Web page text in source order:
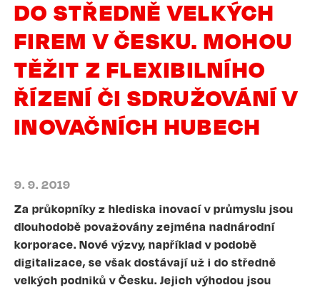
DO STŘEDNĚ VELKÝCH
FIREM V ČESKU. MOHOU
TĚŽIT Z FLEXIBILNÍHO
ŘÍZENÍ ČI SDRUŽOVÁNÍ V
INOVAČNÍCH HUBECH
9. 9. 2019
Za průkopníky z hlediska inovací v průmyslu jsou
dlouhodobě považovány zejména nadnárodní
korporace. Nové výzvy, například v podobě
digitalizace, se však dostávají už i do středně
velkých podniků v Česku. Jejich výhodou jsou